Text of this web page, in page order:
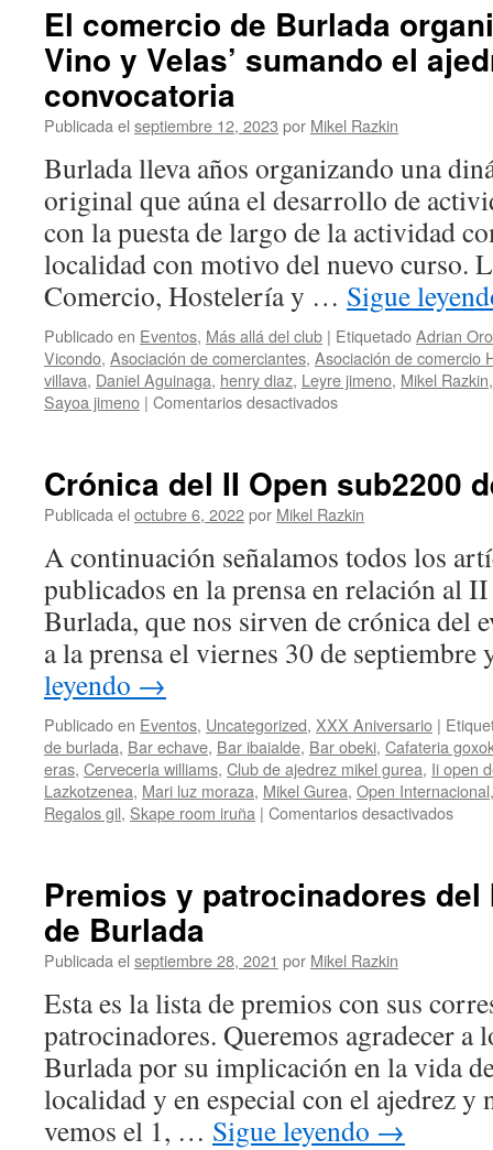
los
establecimientos
que
en
la
realización
del
Open
de
Burlada
El comercio de Burlada
Vino y Velas’ sumando el
convocatoria
Publicada el septiembre 12, 2023 por Mikel Razkin
Burlada lleva años organizando una
original que aúna el desarrollo de
con la puesta de largo de la actividad
localidad con motivo del nuevo curso.
Comercio, Hostelería y … Sigue
Publicado en Eventos, Más allá del club | EtiquetadoAdrian
Vicondo, Asociación de comerciantes, Asociación de comercio
villava, Daniel Aguinaga, henry diaz, Leyre jimeno, Mikel Razkin
Sayoa jimeno | Comentarios desactivadosen
Burlada
organiza
‘Noche
Vino
y
sumando
a
la
convocatoria
Crónica del II Open sub2200
Publicada el octubre 6, 2022por Mikel Razkin
A continuación señalamos todos los
publicados en la prensa en relación al
Burlada, que nos sirven de crónica del
a la prensa el viernes 30 de
leyendo →
Publicado en Eventos, Uncategorized, XXX Aniversario |
de burlada, Bar echave, Bar ibaialde, Bar obeki, Cafateria
eras, Cerveceria williams, Club de ajedrez mikel gurea, Ii open
Lazkotzenea, Mari luz moraza, Mikel Gurea, Open Internacional
Regalos gil, Skape room iruña | Comentarios desactivadosen
Open
Premios y patrocinadores del
de Burlada
Publicada el septiembre 28, 2021 por Mikel Razkin
Esta es la lista de premios con sus
patrocinadores. Queremos agradecer a
Burlada por su implicación en la vida
localidad y en especial con el ajedrez y
vemos el 1, … Sigue leyendo →